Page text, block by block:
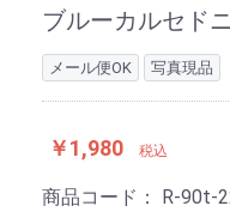
ブルーカルセド
メール便OK 写真現品
￥1,980 税込
商品コード： R-90t-